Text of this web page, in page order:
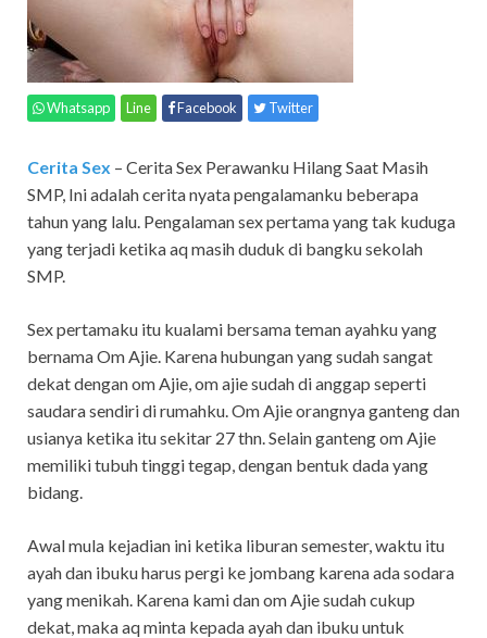
Whatsapp Line Facebook Twitter
Cerita Sex – Cerita Sex Perawanku Hilang Saat Masih
SMP, Ini adalah cerita nyata pengalamanku beberapa
tahun yang lalu. Pengalaman sex pertama yang tak kuduga
yang terjadi ketika aq masih duduk di bangku sekolah
SMP.
Sex pertamaku itu kualami bersama teman ayahku yang
bernama Om Ajie. Karena hubungan yang sudah sangat
dekat dengan om Ajie, om ajie sudah di anggap seperti
saudara sendiri di rumahku. Om Ajie orangnya ganteng dan
usianya ketika itu sekitar 27 thn. Selain ganteng om Ajie
memiliki tubuh tinggi tegap, dengan bentuk dada yang
bidang.
Awal mula kejadian ini ketika liburan semester, waktu itu
ayah dan ibuku harus pergi ke jombang karena ada sodara
yang menikah. Karena kami dan om Ajie sudah cukup
dekat, maka aq minta kepada ayah dan ibuku untuk